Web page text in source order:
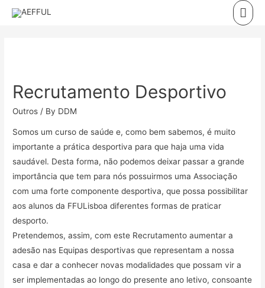
Skip
Recrutamento Desportivo
Outros / By DDM
Somos um curso de saúde e, como bem sabemos, é muito
importante a prática desportiva para que haja uma vida
saudável. Desta forma, não podemos deixar passar a grande
importância que tem para nós possuirmos uma Associação
com uma forte componente desportiva, que possa possibilitar
aos alunos da FFULisboa diferentes formas de praticar
desporto.
Pretendemos, assim, com este Recrutamento aumentar a
adesão nas Equipas desportivas que representam a nossa
casa e dar a conhecer novas modalidades que possam vir a
ser implementadas ao longo do presente ano letivo, consoante